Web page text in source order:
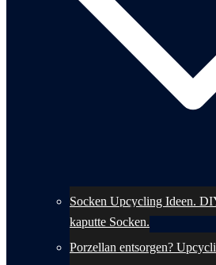
Socken Upcycling Ideen.
kaputte Socken.
Porzellan entsorgen?